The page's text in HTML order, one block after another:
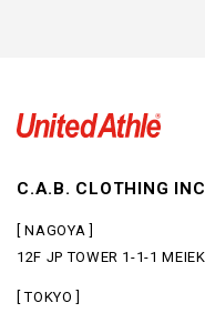
C.A.B. CLOTHING
[ NAGOYA ]
12F JP TOWER 1-1-1
[ TOKYO ]